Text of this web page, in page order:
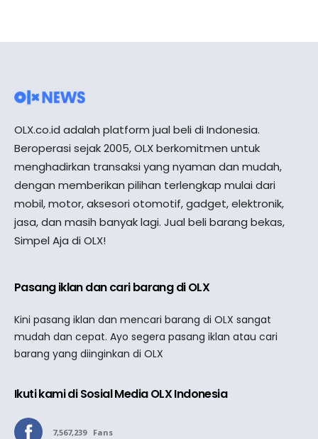
OLX.co.id adalah platform jual beli di Indonesia.
Beroperasi sejak 2005, OLX berkomitmen untuk
menghadirkan transaksi yang nyaman dan mudah,
dengan memberikan pilihan terlengkap mulai dari
mobil, motor, aksesori otomotif, gadget, elektronik,
jasa, dan masih banyak lagi. Jual beli barang bekas,
Simpel Aja di OLX!
Pasang iklan dan cari barang di OLX
Kini pasang iklan dan mencari barang di OLX sangat
mudah dan cepat. Ayo segera pasang iklan atau cari
barang yang diinginkan di OLX
Ikuti kami di Sosial Media OLX Indonesia
7,567,239 Fans